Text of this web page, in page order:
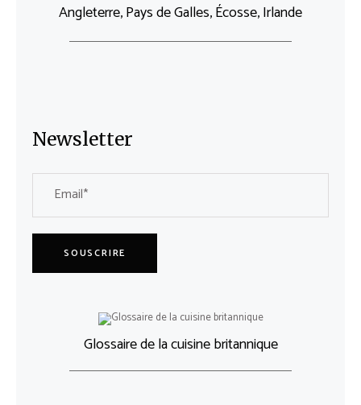
Angleterre, Pays de Galles, Écosse, Irlande
Newsletter
SOUSCRIRE
Glossaire de la cuisine britannique